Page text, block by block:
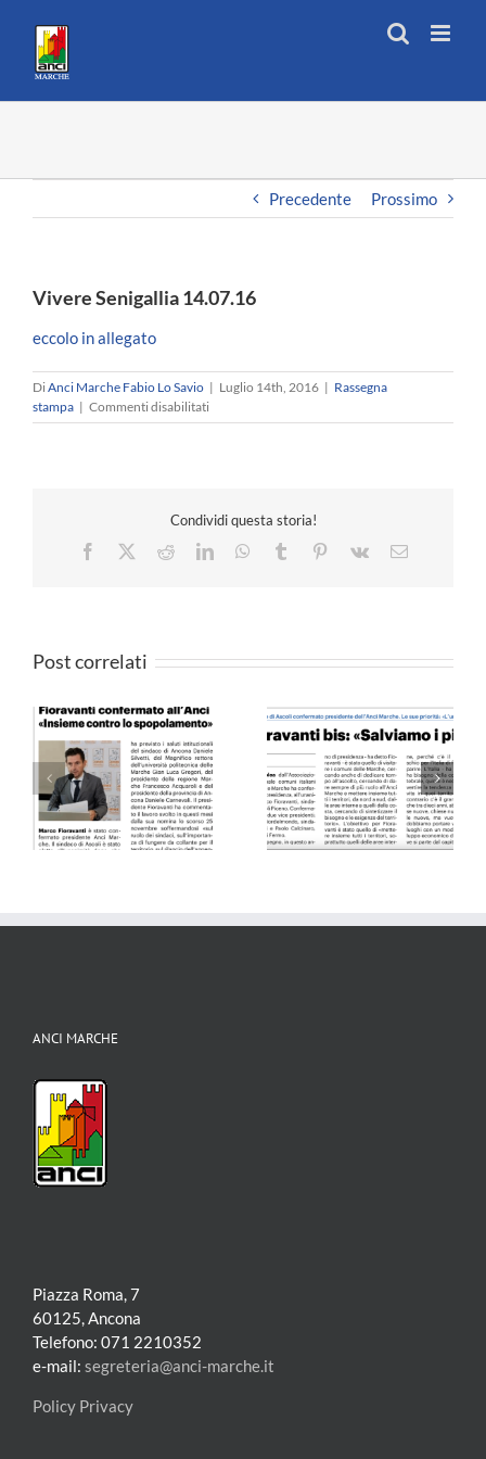
contenuto
Precedente Prossimo
Vivere Senigallia 14.07.16
eccolo in allegato
DiAnci Marche Fabio Lo Savio | Luglio 14th, 2016 | Rassegna
stampa | Commenti disabilitatisu
Vivere
Condividi questa storia!
Facebook
RedditLinkedInWhatsApp
Tumblr Pinterest
Vk Email
Post correlati
QN 10.09.24
Il Resto del Carlino –
25.05.24
ANCI MARCHE
Piazza Roma, 7
60125, Ancona
Telefono: 071 2210352
e-mail: segreteria@anci-marche.it
Policy Privacy